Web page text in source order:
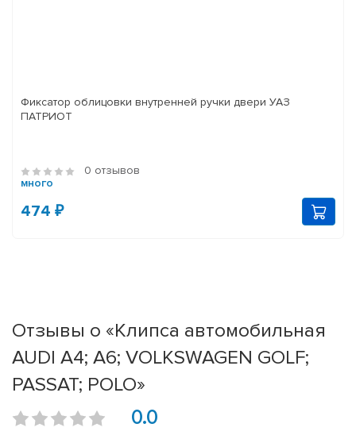
Фиксатор облицовки внутренней ручки двери УАЗ
ПАТРИОТ
0 отзывов
много
474 ₽
Отзывы о «Клипса автомобильная
AUDI A4; A6; VOLKSWAGEN GOLF;
PASSAT; POLO»
0.0